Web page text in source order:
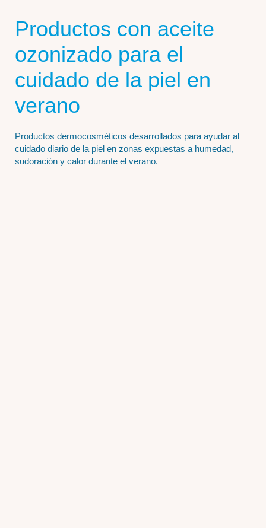
Productos con aceite
ozonizado para el
cuidado de la piel en
verano
Productos dermocosméticos desarrollados para ayudar al
cuidado diario de la piel en zonas expuestas a humedad,
sudoración y calor durante el verano.